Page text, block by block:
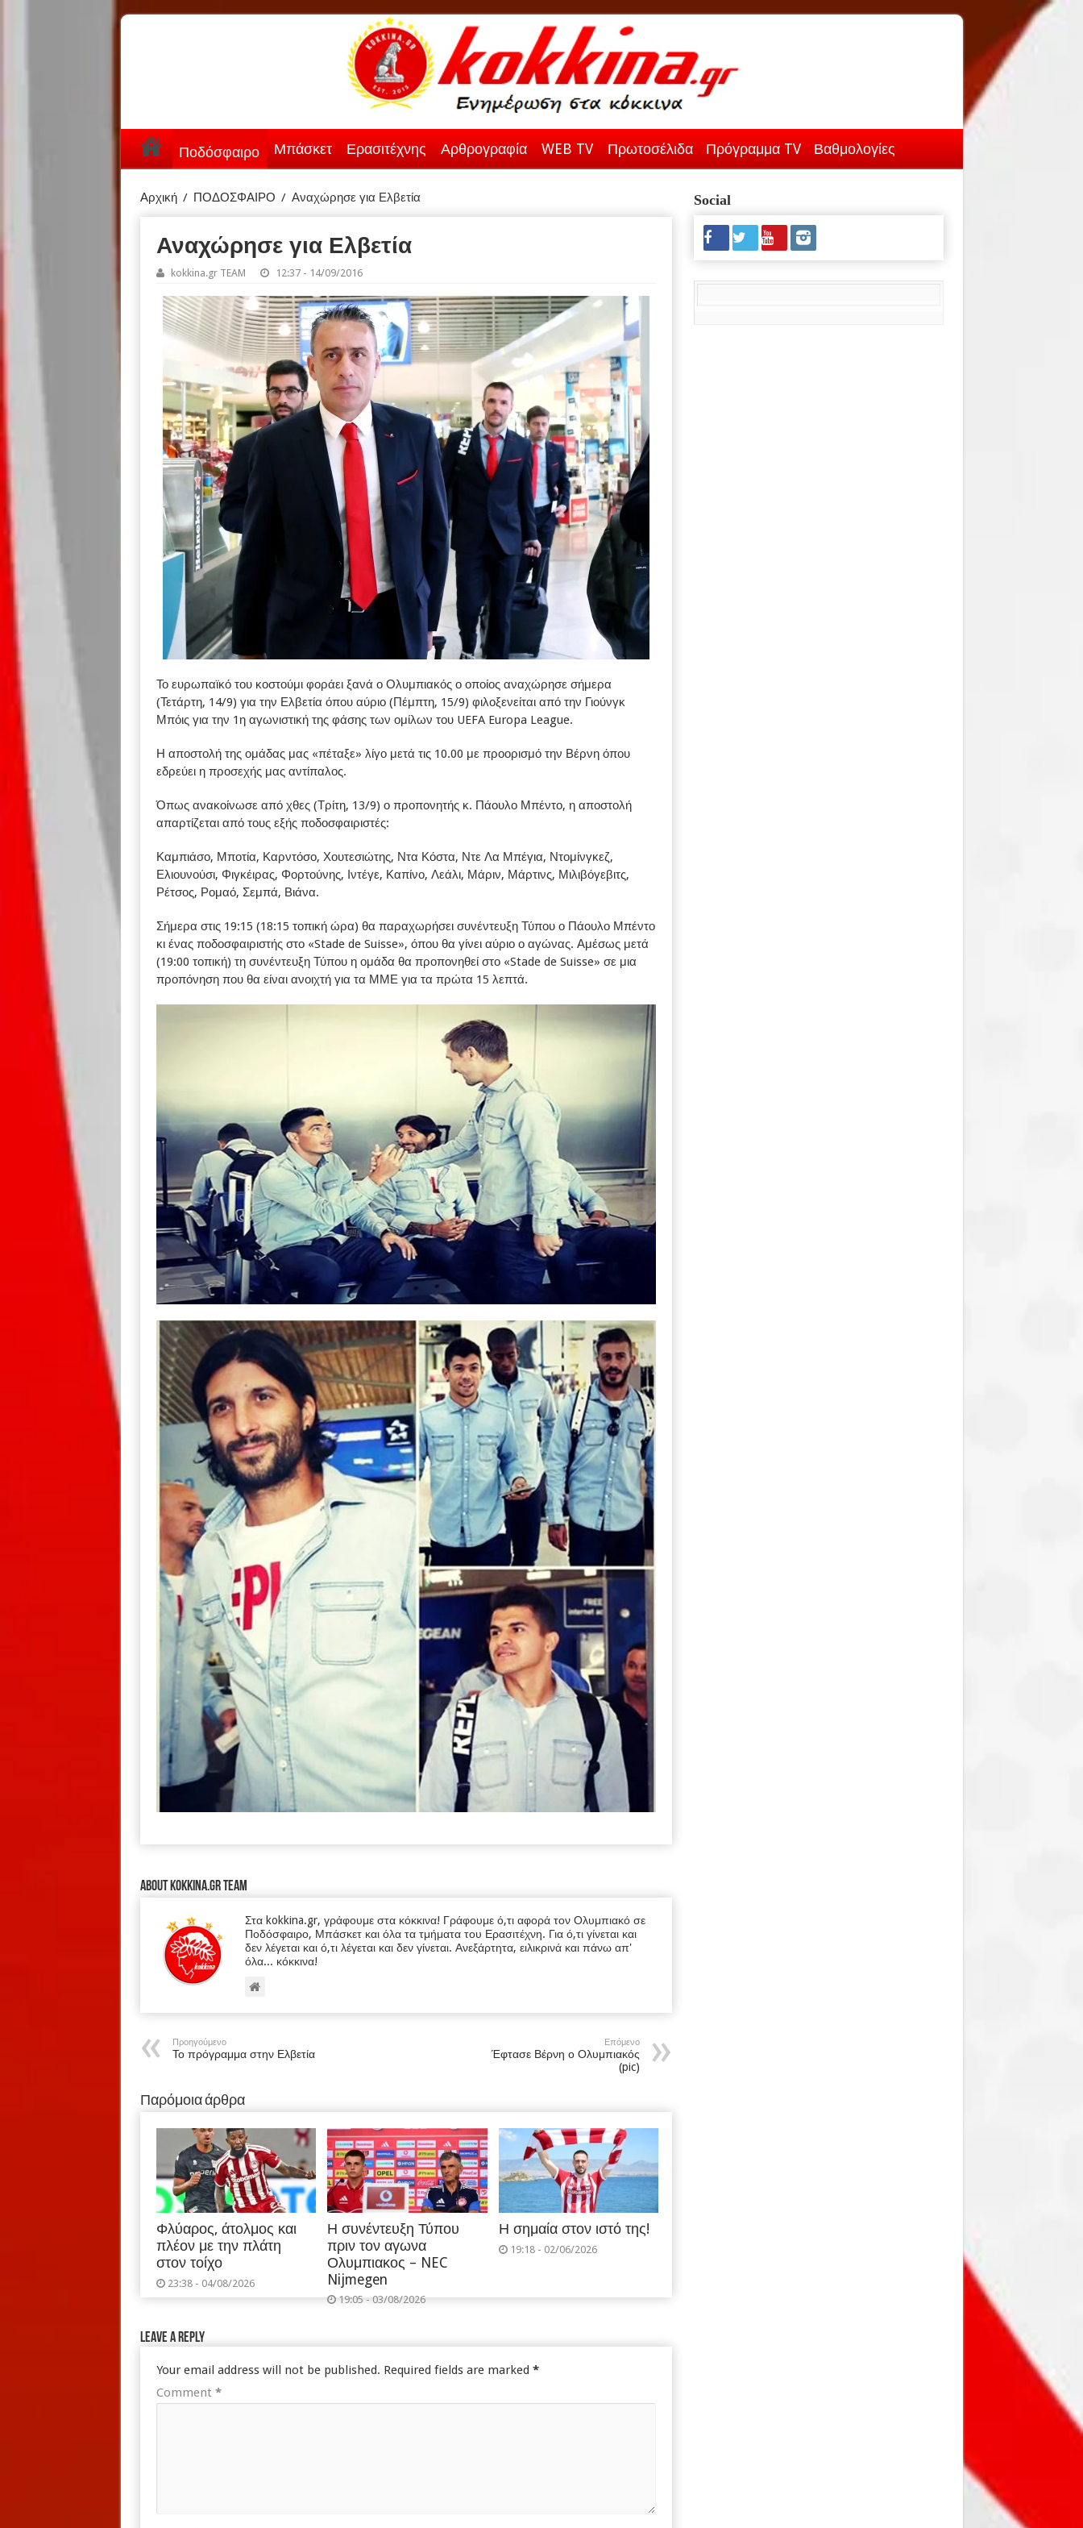
Ποδόσφαιρο Μπάσκετ Ερασιτέχνης Αρθρογραφία WEB TV Πρωτοσέλιδα Πρόγραμμα TV Βαθμολογίες
Αρχική / ΠΟΔΟΣΦΑΙΡΟ / Αναχώρησε για Ελβετία
Αναχώρησε για Ελβετία
kokkina.gr TEAM 12:37 - 14/09/2016
Το ευρωπαϊκό του κοστούμι φοράει ξανά ο Ολυμπιακός ο οποίος αναχώρησε σήμερα
(Τετάρτη, 14/9) για την Ελβετία όπου αύριο (Πέμπτη, 15/9) φιλοξενείται από την Γιούνγκ
Μπόις για την 1η αγωνιστική της φάσης των ομίλων του UEFA Europa League.
Η αποστολή της ομάδας μας «πέταξε» λίγο μετά τις 10.00 με προορισμό την Βέρνη όπου
εδρεύει η προσεχής μας αντίπαλος.
Όπως ανακοίνωσε από χθες (Τρίτη, 13/9) ο προπονητής κ. Πάουλο Μπέντο, η αποστολή
απαρτίζεται από τους εξής ποδοσφαιριστές:
Καμπιάσο, Μποτία, Καρντόσο, Χουτεσιώτης, Ντα Κόστα, Ντε Λα Μπέγια, Ντομίνγκεζ,
Ελιουνούσι, Φιγκέιρας, Φορτούνης, Ιντέγε, Καπίνο, Λεάλι, Μάριν, Μάρτινς, Μιλιβόγεβιτς,
Ρέτσος, Ρομαό, Σεμπά, Βιάνα.
Σήμερα στις 19:15 (18:15 τοπική ώρα) θα παραχωρήσει συνέντευξη Τύπου ο Πάουλο Μπέντο
κι ένας ποδοσφαιριστής στο «Stade de Suisse», όπου θα γίνει αύριο ο αγώνας. Αμέσως μετά
(19:00 τοπική) τη συνέντευξη Τύπου η ομάδα θα προπονηθεί στο «Stade de Suisse» σε μια
προπόνηση που θα είναι ανοιχτή για τα ΜΜΕ για τα πρώτα 15 λεπτά.
About kokkina.gr TEAM
Στα kokkina.gr, γράφουμε στα κόκκινα! Γράφουμε ό,τι αφορά τον Ολυμπιακό σε
Ποδόσφαιρο, Μπάσκετ και όλα τα τμήματα του Ερασιτέχνη. Για ό,τι γίνεται και
δεν λέγεται και ό,τι λέγεται και δεν γίνεται. Ανεξάρτητα, ειλικρινά και πάνω απ'
όλα... κόκκινα!
Προηγούμενο
Το πρόγραμμα στην Ελβετία
Επόμενο
Έφτασε Βέρνη ο Ολυμπιακός
(pic)
Παρόμοια άρθρα
Φλύαρος, άτολμος και
πλέον με την πλάτη
στον τοίχο
23:38 - 04/08/2026
Η συνέντευξη Τύπου
πριν τον αγωνα
Ολυμπιακος – NEC
Nijmegen
19:05 - 03/08/2026
Η σημαία στον ιστό της!
19:18 - 02/06/2026
Leave a Reply
Your email address will not be published. Required fields are marked *
Comment *
Social